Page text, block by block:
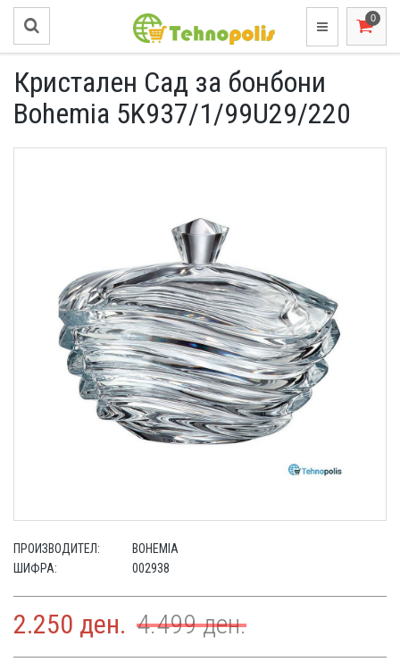
Кристален Сад за бонбони
Bohemia 5K937/1/99U29/220
ПРОИЗВОДИТЕЛ:
BOHEMIA
ШИФРА:
002938
2.250 ден. 4.499ден.